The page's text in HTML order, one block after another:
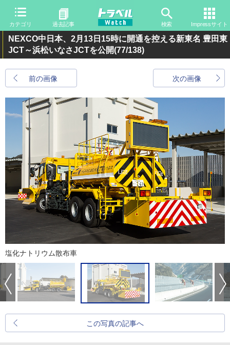
カテゴリ 過去記事 検索 Impressサイト
NEXCO中日本、2月13日15時に開通を控える新東名 豊田東
JCT～浜松いなさJCTを公開(77/138)
前の画像 次の画像
塩化ナトリウム散布車
この写真の記事へ